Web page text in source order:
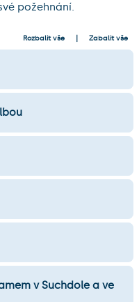
požehnání.
Rozbalit vše Zabalit vše
v Suchdole a ve